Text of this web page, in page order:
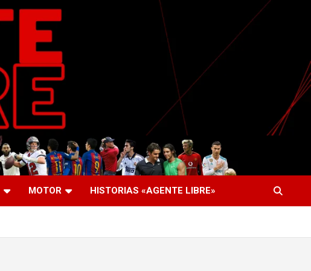
MOTOR HISTORIAS «AGENTE LIBRE»